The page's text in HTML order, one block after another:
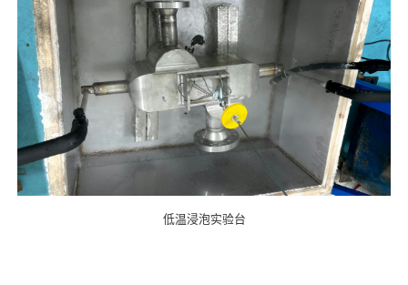
低温浸泡实验台